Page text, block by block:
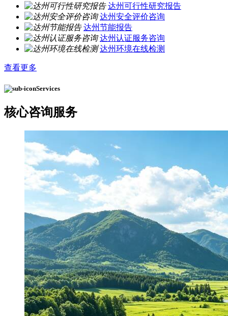
达州可行性研究报告
达州安全评价咨询
达州节能报告
达州认证服务咨询
达州环境在线检测
查看更多
Services
核心咨询服务